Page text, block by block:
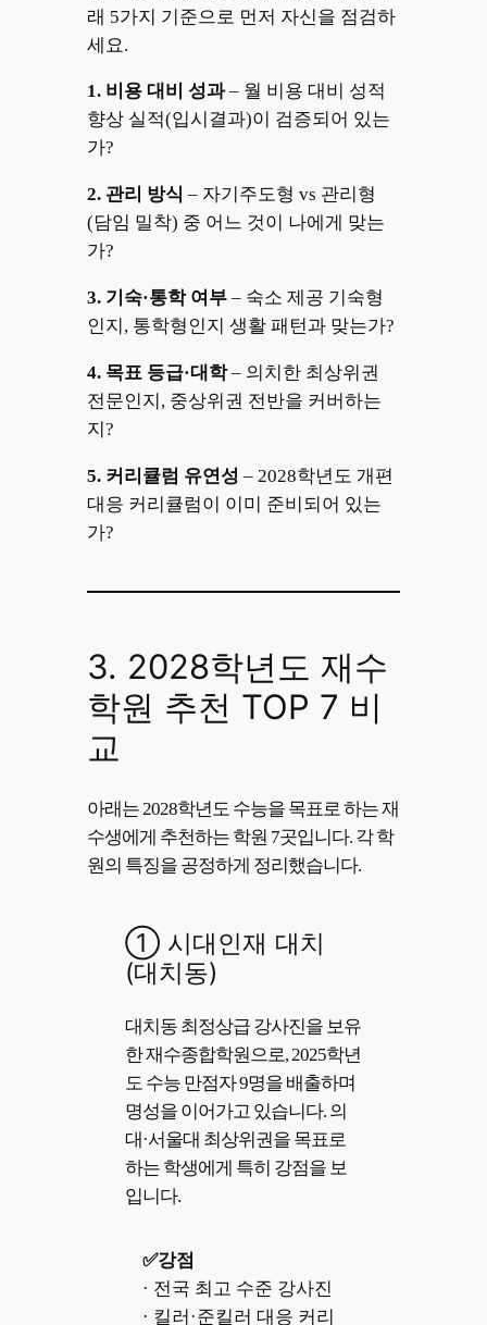
래 5가지 기준으로 먼저 자신을 점검하
세요.
1. 비용 대비 성과– 월 비용 대비 성적
향상 실적(입시결과)이 검증되어 있는
가?
2. 관리 방식 – 자기주도형 vs 관리형
(담임 밀착) 중 어느 것이 나에게 맞는
가?
3. 기숙·통학 여부– 숙소 제공 기숙형
인지, 통학형인지 생활 패턴과 맞는가?
4. 목표 등급·대학– 의치한 최상위권
전문인지, 중상위권 전반을 커버하는
지?
5. 커리큘럼 유연성 – 2028학년도 개편
대응 커리큘럼이 이미 준비되어 있는
가?
3. 2028학년도 재수
학원 추천 TOP 7 비
교
아래는 2028학년도 수능을 목표로 하는 재
수생에게 추천하는 학원 7곳입니다. 각 학
원의 특징을 공정하게 정리했습니다.
① 시대인재 대치
(대치동)
대치동 최정상급 강사진을 보유
한 재수종합학원으로, 2025학년
도 수능 만점자 9명을 배출하며
명성을 이어가고 있습니다. 의
대·서울대 최상위권을 목표로
하는 학생에게 특히 강점을 보
입니다.
✅강점
· 전국 최고 수준 강사진
· 킬러·준킬러 대응 커리